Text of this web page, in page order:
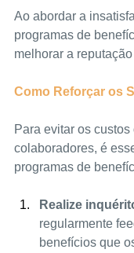
Ao abordar a
programas de
melhorar a
Como Reforçar os
Para evitar os
colaboradores, é
programas de
Realize
regularmente
benefícios que